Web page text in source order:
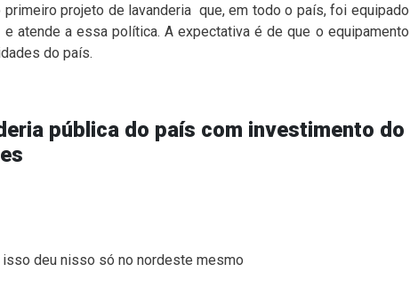
projeto de lavanderia que, em todo o país, foi equipado
atende a essa política. A expectativa é de que o equipamento
do país.
pública do país com investimento do
deu nisso só no nordeste mesmo